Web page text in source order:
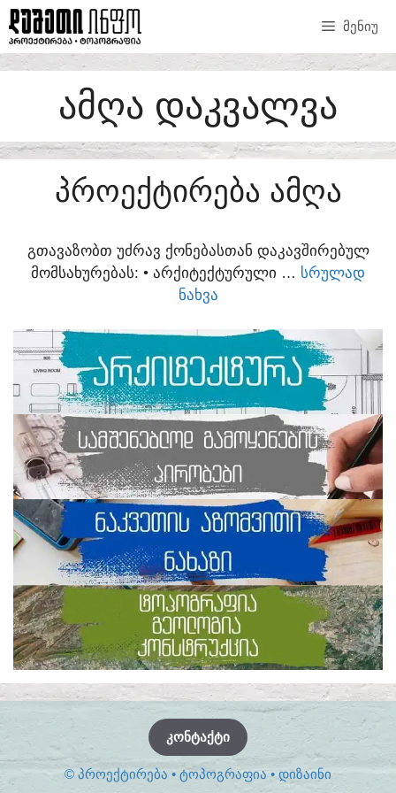
SKIP
TO
CONTENT
ᲛᲔᲜᲘᲣ
ᲐᲛᲦᲐ ᲓᲐᲙᲕᲐᲚᲕᲐ
ᲞᲠᲝᲔᲥᲢᲘᲠᲔᲑᲐ ᲐᲛᲦᲐ
ᲒᲗᲐᲕᲐᲖᲝᲑᲗ ᲣᲫᲠᲐᲕ ᲥᲝᲜᲔᲑᲐᲡᲗᲐᲜ ᲓᲐᲙᲐᲕᲨᲘᲠᲔᲑᲣᲚ
ᲛᲝᲛᲡᲐᲮᲣᲠᲔᲑᲐᲡ:​ • ᲐᲠᲥᲘᲢᲔᲥᲢᲣᲠᲣᲚᲘ … ᲡᲠᲣᲚᲐᲓ
ᲜᲐᲮᲕᲐ
ᲙᲝᲜᲢᲐᲥᲢᲘ
© ᲞᲠᲝᲔᲥᲢᲘᲠᲔᲑᲐ • ᲢᲝᲞᲝᲒᲠᲐᲤᲘᲐ • ᲓᲘᲖᲐᲘᲜᲘ